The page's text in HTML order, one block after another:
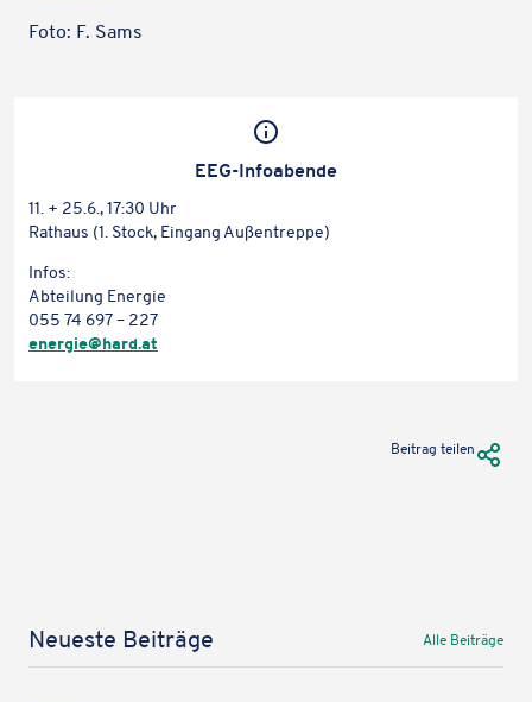
Foto: F. Sams
EEG-Info­abende
11. + 25.6., 17:30 Uhr
Rathaus (1. Stock, Eingang Außentreppe)
Infos:
Abtei­lung Energie
055 74 697 – 227
energie@​hard.​at
Beitrag teilen URL
Neueste Beiträge Alle Beiträge
Karteninhalte zulassen
Wir verwenden Google Maps, um Karten auf unserer Website
anzuzeigen. Genaue Infos finden Sie